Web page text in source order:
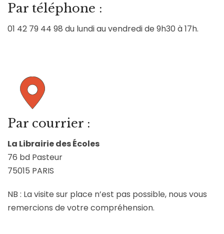
Par téléphone :
01 42 79 44 98 du lundi au vendredi de 9h30 à 17h.
Par courrier :
La Librairie des Écoles
76 bd Pasteur
75015 PARIS
NB : La visite sur place n’est pas possible, nous vous
remercions de votre compréhension.